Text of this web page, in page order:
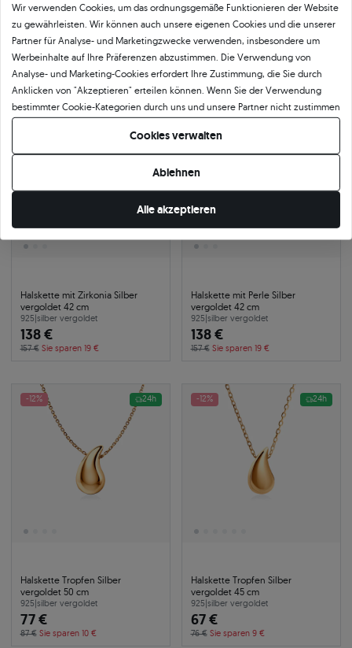
Halskette Silber vergoldet 45 cm
925|silber vergoldet
253 €
Halskette mit Perle Silber
vergoldet 42 cm
120 €
136 € Sie sparen 16 €
Halskette mit Zirkonia Silber
vergoldet 42 cm
925|silber vergoldet
138 €
157 € Sie sparen 19 €
Halskette mit Perle Silber
vergoldet 42 cm
925|silber vergoldet
138 €
157 € Sie sparen 19 €
-12% 24h
Halskette Tropfen Silber
vergoldet 50 cm
925|silber vergoldet
77 €
87 € Sie sparen 10 €
-12% 24h
Halskette Tropfen Silber
vergoldet 45 cm
925|silber vergoldet
67 €
76 € Sie sparen 9 €
Wir verwenden Cookies, um das ordnungsgemäße Funktionieren der Website
zu gewährleisten. Wir können auch unsere eigenen Cookies und die unserer
Partner für Analyse- und Marketingzwecke verwenden, insbesondere um
Werbeinhalte auf Ihre Präferenzen abzustimmen. Die Verwendung von
Analyse- und Marketing-Cookies erfordert Ihre Zustimmung, die Sie durch
Anklicken von "Akzeptieren" erteilen können. Wenn Sie der Verwendung
bestimmter Cookie-Kategorien durch uns und unsere Partner nicht zustimmen
möchten, klicken Sie auf "Lassen Sie mich wählen" und bestimmen Sie Ihre
Präferenzen. Sie können Ihre Zustimmung jederzeit widerrufen, indem Sie
Ihre Cookie-Einstellungen ändern.
Cookies verwalten
Ablehnen
Alle akzeptieren